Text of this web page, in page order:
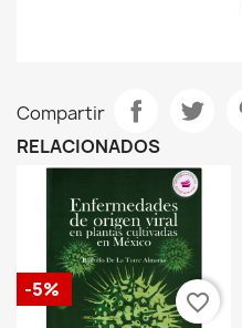
Compartir
RELACIONADOS
-5%
favorite_border